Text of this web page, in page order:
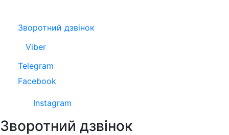
Зворотний дзвінок
Viber
Telegram
Facebook
Instagram
Зворотний дзвінок